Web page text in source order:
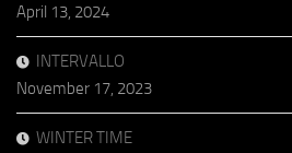
April 13, 2024
INTERVALLO
November 17, 2023
WINTER TIME